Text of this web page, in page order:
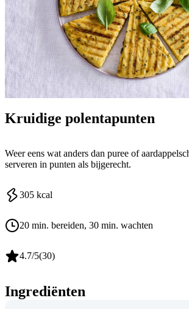
Kruidige polentapunten
Weer eens wat anders dan puree of
serveren in punten als bijgerecht.
305 kcal
20 min. bereiden, 30 min. wachten
4.7/5(30)
Ingrediënten